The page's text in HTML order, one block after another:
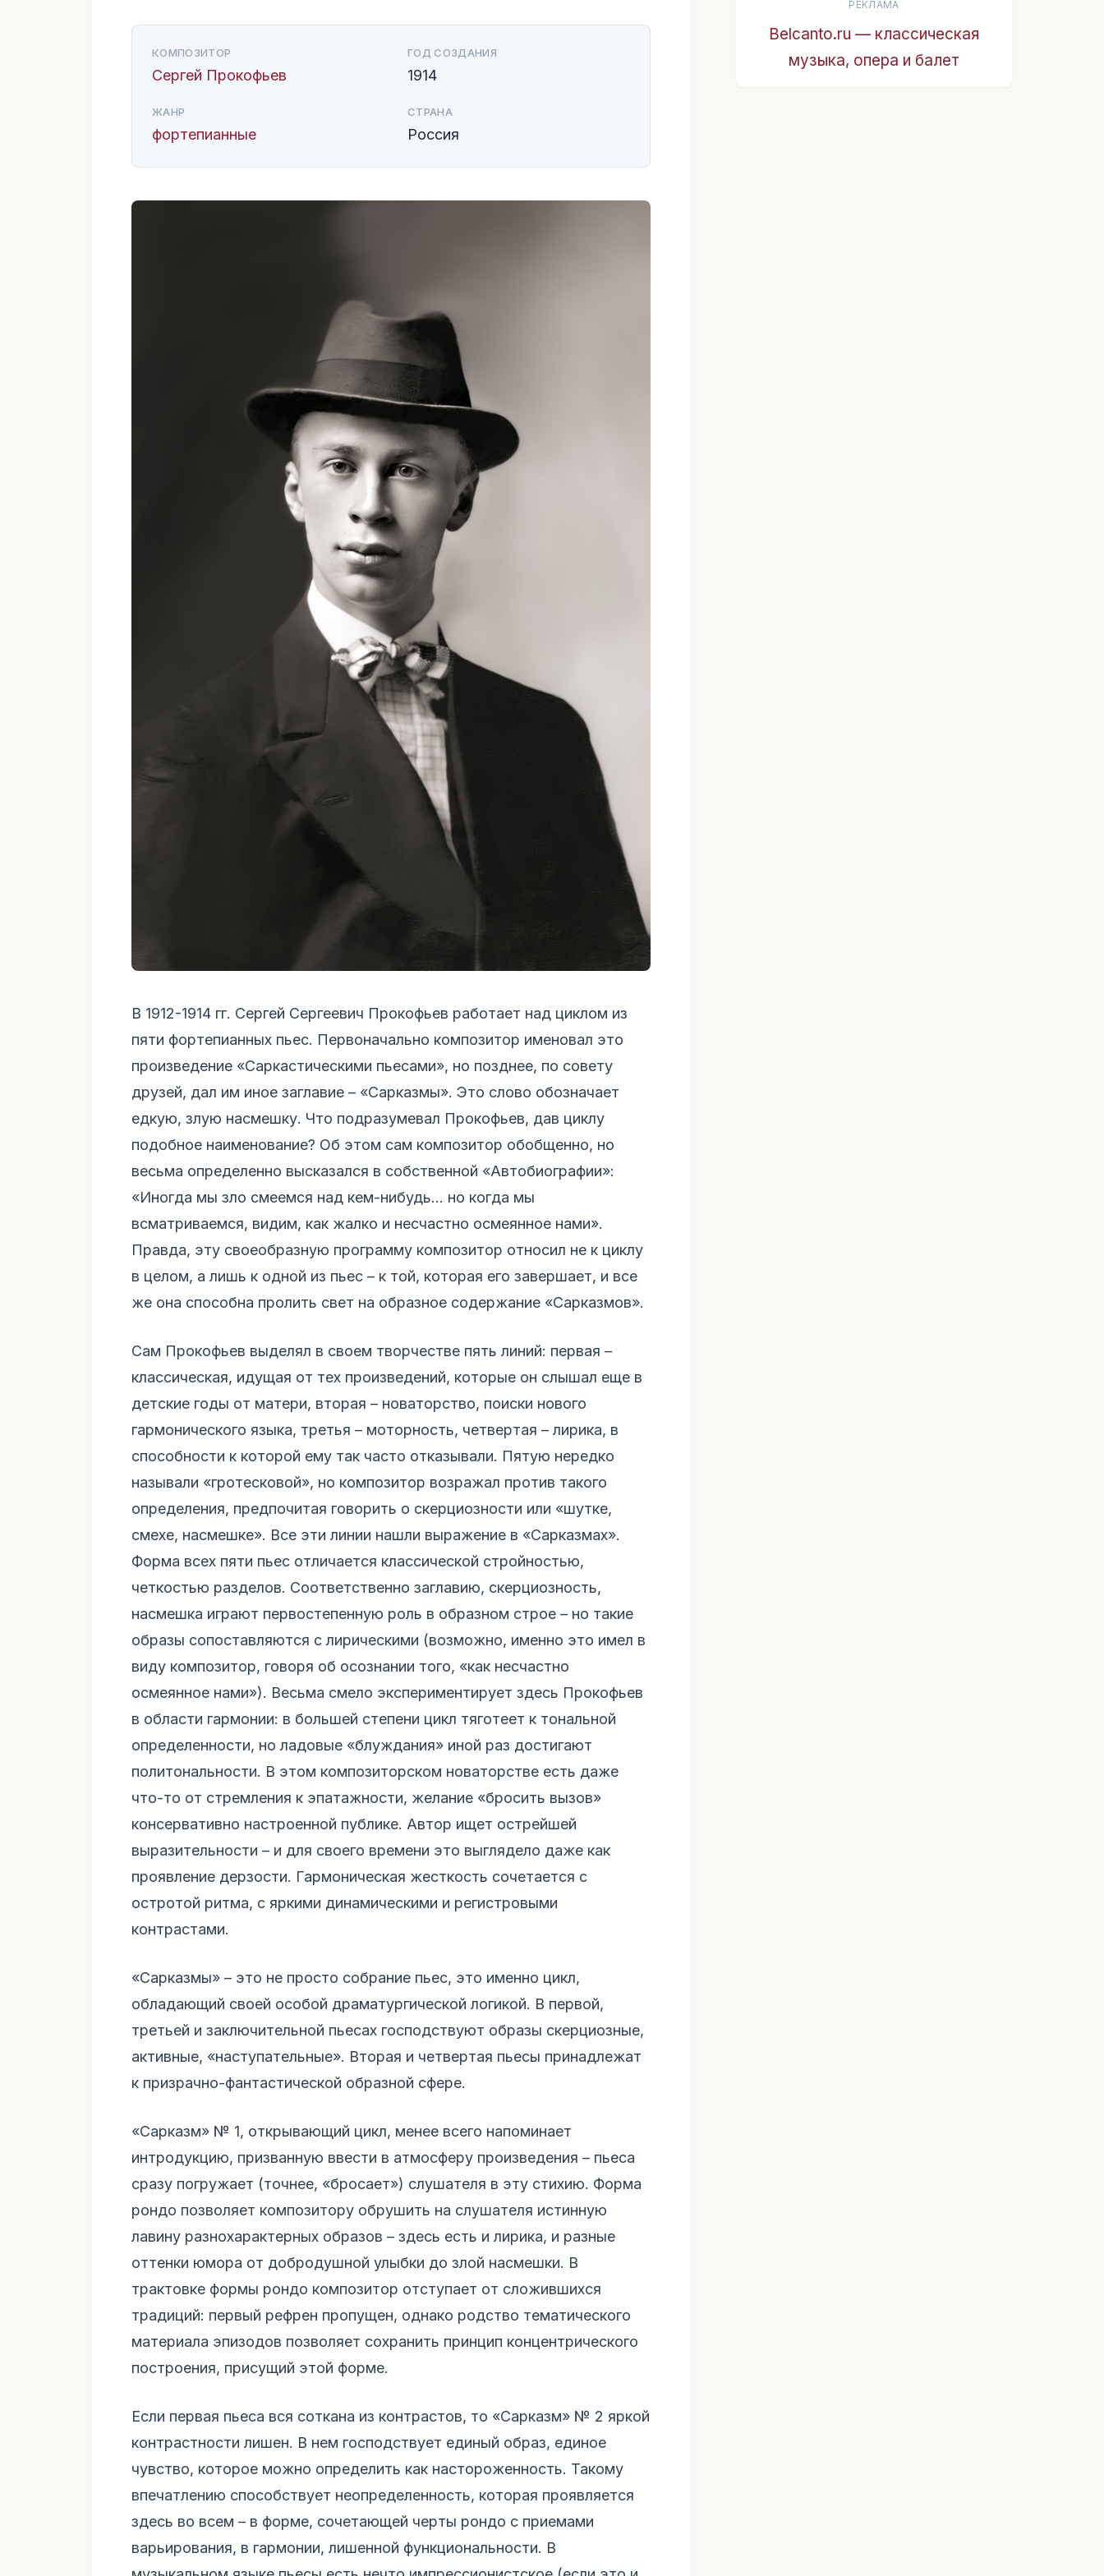
КОМПОЗИТОР
Сергей Прокофьев
ГОД СОЗДАНИЯ
1914
ЖАНР
фортепианные
СТРАНА
Россия
В 1912-1914 гг. Сергей Сергеевич Прокофьев работает над циклом из
пяти фортепианных пьес. Первоначально композитор именовал это
произведение «Саркастическими пьесами», но позднее, по совету
друзей, дал им иное заглавие – «Сарказмы». Это слово обозначает
едкую, злую насмешку. Что подразумевал Прокофьев, дав циклу
подобное наименование? Об этом сам композитор обобщенно, но
весьма определенно высказался в собственной «Автобиографии»:
«Иногда мы зло смеемся над кем-нибудь… но когда мы
всматриваемся, видим, как жалко и несчастно осмеянное нами».
Правда, эту своеобразную программу композитор относил не к циклу
в целом, а лишь к одной из пьес – к той, которая его завершает, и все
же она способна пролить свет на образное содержание «Сарказмов».
Сам Прокофьев выделял в своем творчестве пять линий: первая –
классическая, идущая от тех произведений, которые он слышал еще в
детские годы от матери, вторая – новаторство, поиски нового
гармонического языка, третья – моторность, четвертая – лирика, в
способности к которой ему так часто отказывали. Пятую нередко
называли «гротесковой», но композитор возражал против такого
определения, предпочитая говорить о скерциозности или «шутке,
смехе, насмешке». Все эти линии нашли выражение в «Сарказмах».
Форма всех пяти пьес отличается классической стройностью,
четкостью разделов. Соответственно заглавию, скерциозность,
насмешка играют первостепенную роль в образном строе – но такие
образы сопоставляются с лирическими (возможно, именно это имел в
виду композитор, говоря об осознании того, «как несчастно
осмеянное нами»). Весьма смело экспериментирует здесь Прокофьев
в области гармонии: в большей степени цикл тяготеет к тональной
определенности, но ладовые «блуждания» иной раз достигают
политональности. В этом композиторском новаторстве есть даже
что-то от стремления к эпатажности, желание «бросить вызов»
консервативно настроенной публике. Автор ищет острейшей
выразительности – и для своего времени это выглядело даже как
проявление дерзости. Гармоническая жесткость сочетается с
остротой ритма, с яркими динамическими и регистровыми
контрастами.
«Сарказмы» – это не просто собрание пьес, это именно цикл,
обладающий своей особой драматургической логикой. В первой,
третьей и заключительной пьесах господствуют образы скерциозные,
активные, «наступательные». Вторая и четвертая пьесы принадлежат
к призрачно-фантастической образной сфере.
«Сарказм» № 1, открывающий цикл, менее всего напоминает
интродукцию, призванную ввести в атмосферу произведения – пьеса
сразу погружает (точнее, «бросает») слушателя в эту стихию. Форма
рондо позволяет композитору обрушить на слушателя истинную
лавину разнохарактерных образов – здесь есть и лирика, и разные
оттенки юмора от добродушной улыбки до злой насмешки. В
трактовке формы рондо композитор отступает от сложившихся
традиций: первый рефрен пропущен, однако родство тематического
материала эпизодов позволяет сохранить принцип концентрического
построения, присущий этой форме.
Если первая пьеса вся соткана из контрастов, то «Сарказм» № 2 яркой
контрастности лишен. В нем господствует единый образ, единое
чувство, которое можно определить как настороженность. Такому
впечатлению способствует неопределенность, которая проявляется
здесь во всем – в форме, сочетающей черты рондо с приемами
варьирования, в гармонии, лишенной функциональности. В
РЕКЛАМА
Belcanto.ru — классическая
музыка, опера и балет